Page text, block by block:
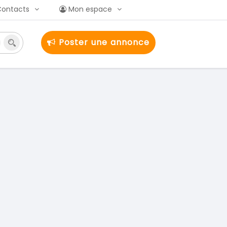
Mon espace
Poster une annonce